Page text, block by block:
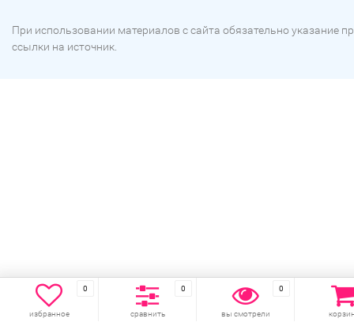
При использовании материалов с сайта обязательно указание
ссылки на источник.
0
избранное
0
сравнить
0
вы смотрели